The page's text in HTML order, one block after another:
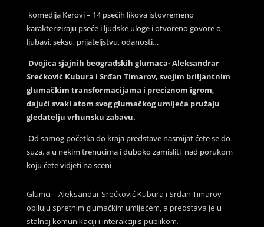
komedija Kerovi – 14 psećih likova istovremeno
karakteriziraju pseće i ljudske uloge i otvoreno govore o
ljubavi, seksu, prijateljstvu, odanosti…
Dvojica sjajnih beogradskih glumaca- Aleksandrar
Srećković Kubura i Srđan Timarov, svojim briljantnim
glumačkim transformacijama i preciznom igrom,
dajući svaki atom svog glumačkog umijeća pružaju
gledatelju vrhunsku zabavu.
Od samog početka do kraja predstave nasmijat ćete se do
suza. a u nekim trenucima i duboko zamisliti nad porukom
koju ćete vidjeti na sceni
Glumci – Aleksandar Srećković Kubura i Srđan Timarov
obiluju spretnim glumačkim umijećem, a predstava je u
stalnoj komunikaciji i interakciji s publikom.